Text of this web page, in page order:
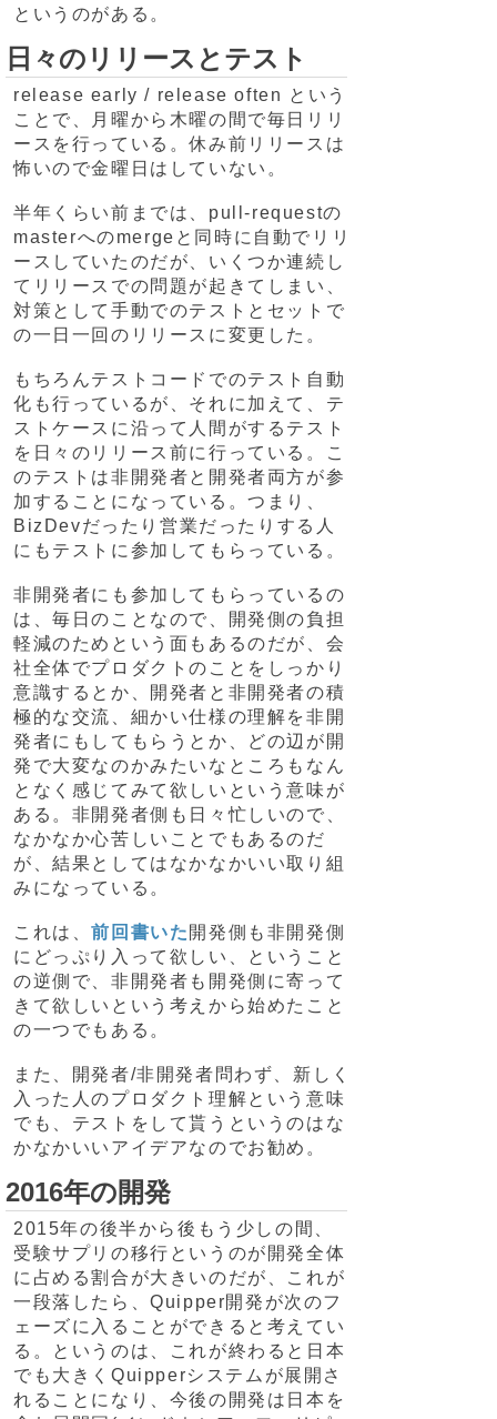
というのがある。
日々のリリースとテスト
release early / release often という
ことで、月曜から木曜の間で毎日リリ
ースを行っている。休み前リリースは
怖いので金曜日はしていない。
半年くらい前までは、pull-requestの
masterへのmergeと同時に自動でリリ
ースしていたのだが、いくつか連続し
てリリースでの問題が起きてしまい、
対策として手動でのテストとセットで
の一日一回のリリースに変更した。
もちろんテストコードでのテスト自動
化も行っているが、それに加えて、テ
ストケースに沿って人間がするテスト
を日々のリリース前に行っている。こ
のテストは非開発者と開発者両方が参
加することになっている。つまり、
BizDevだったり営業だったりする人
にもテストに参加してもらっている。
非開発者にも参加してもらっているの
は、毎日のことなので、開発側の負担
軽減のためという面もあるのだが、会
社全体でプロダクトのことをしっかり
意識するとか、開発者と非開発者の積
極的な交流、細かい仕様の理解を非開
発者にもしてもらうとか、どの辺が開
発で大変なのかみたいなところもなん
となく感じてみて欲しいという意味が
ある。非開発者側も日々忙しいので、
なかなか心苦しいことでもあるのだ
が、結果としてはなかなかいい取り組
みになっている。
これは、前回書いた 開発側も非開発側
にどっぷり入って欲しい、ということ
の逆側で、非開発者も開発側に寄って
きて欲しいという考えから始めたこと
の一つでもある。
また、開発者/非開発者問わず、新しく
入った人のプロダクト理解という意味
でも、テストをして貰うというのはな
かなかいいアイデアなのでお勧め。
2016年の開発
2015年の後半から後もう少しの間、
受験サプリの移行というのが開発全体
に占める割合が大きいのだが、これが
一段落したら、Quipper開発が次のフ
ェーズに入ることができると考えてい
る。というのは、これが終わると日本
でも大きくQuipperシステムが展開さ
れることになり、今後の開発は日本を